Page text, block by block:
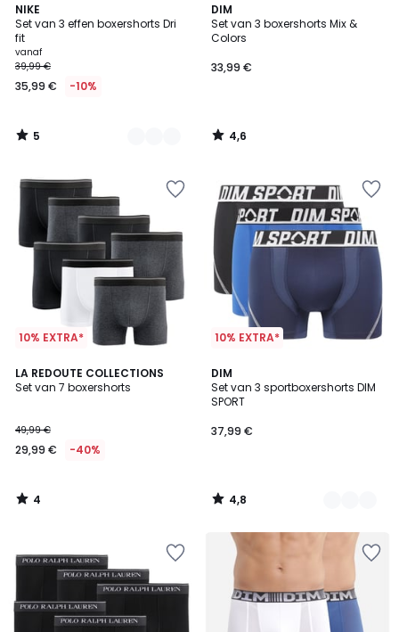
NIKE
Set van 3 effen boxershorts Dri
fit
vanaf
39,99 €
35,99 € -10%
5
/
5
3
Kleuren
5
/
DIM
Set van 3 boxershorts Mix &
Colors
33,99 €
4,6
/ 5
4,6
/
10% EXTRA*
LA REDOUTE COLLECTIONS
Set van 7 boxershorts
49,99 €
29,99 € -40%
4
/
4
/
10% EXTRA*
DIM
Set van 3 sportboxershorts DIM
SPORT
37,99 €
4,8
/ 5
2
Kleuren
4,8
/